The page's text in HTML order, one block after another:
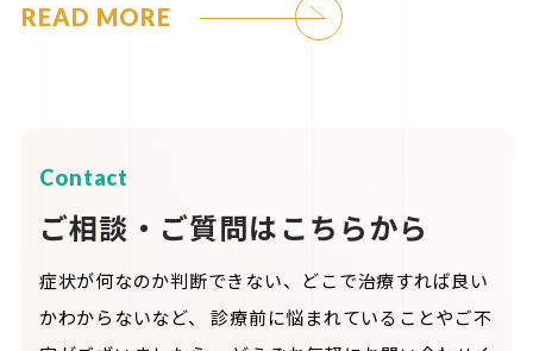
READ MORE
Contact
ご相談・ご質問はこちらから
症状が何なのか判断できない、どこで治療すれば良い
かわからないなど、
診療前に悩まれていることやご不